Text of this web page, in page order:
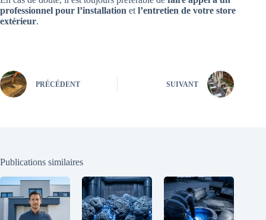
professionnel pour l’installation et l’entretien de votre store
extérieur.
PRÉCÉDENT SUIVANT
Publications similaires